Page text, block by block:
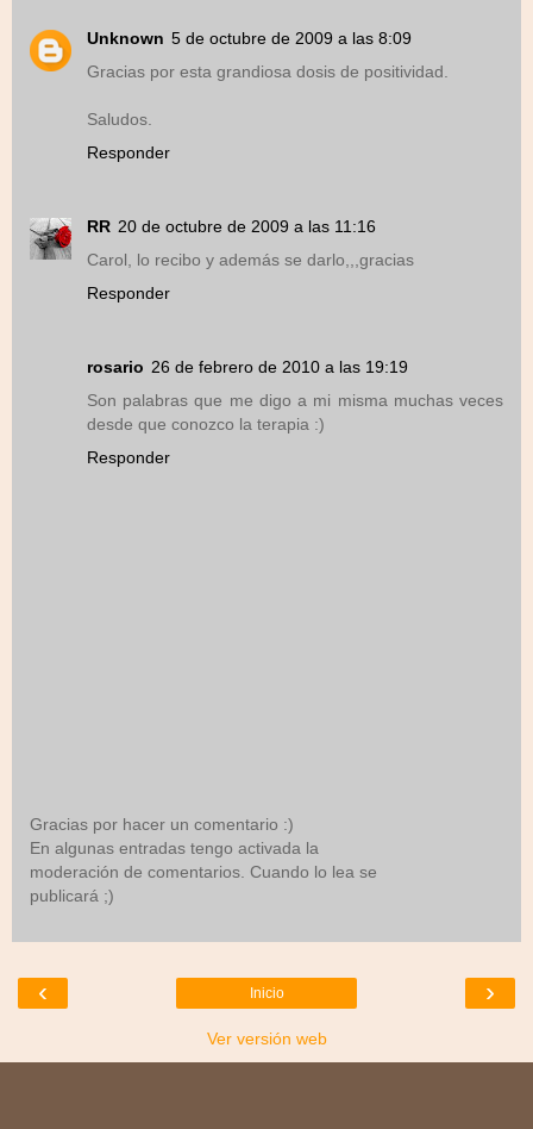
Unknown 5 de octubre de 2009 a las 8:09
Gracias por esta grandiosa dosis de positividad.
Saludos.
Responder
RR 20 de octubre de 2009 a las 11:16
Carol, lo recibo y además se darlo,,,gracias
Responder
rosario 26 de febrero de 2010 a las 19:19
Son palabras que me digo a mi misma muchas veces
desde que conozco la terapia :)
Responder
Gracias por hacer un comentario :)
En algunas entradas tengo activada la
moderación de comentarios. Cuando lo lea se
publicará ;)
‹ ›
Inicio
Ver versión web